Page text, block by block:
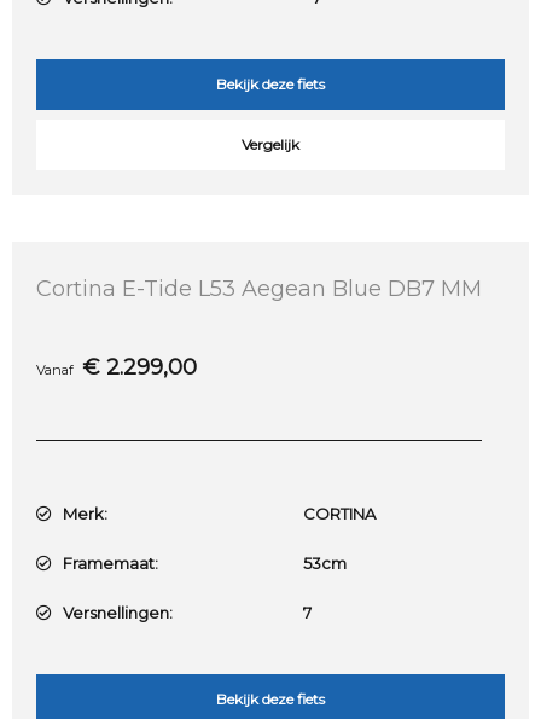
Bekijk deze fiets
Vergelijk
Cortina E-Tide L53 Aegean Blue DB7 MM
Vanaf € 2.299,00
Merk: CORTINA
Framemaat: 53cm
Versnellingen: 7
Bekijk deze fiets